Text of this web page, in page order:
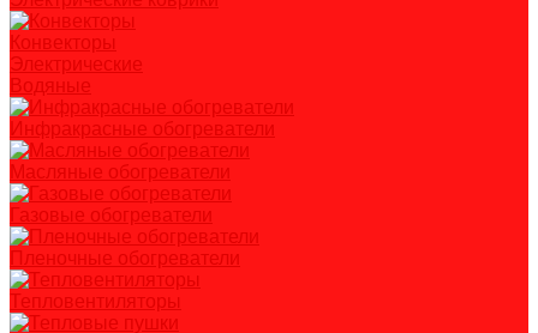
Конвекторы
Электрические
Водяные
Инфракрасные обогреватели
Масляные обогреватели
Газовые обогреватели
Пленочные обогреватели
Тепловентиляторы